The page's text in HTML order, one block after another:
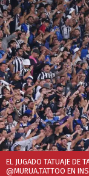
EL JUGADO TATUAJE DE
@MURUA.TATTOO EN